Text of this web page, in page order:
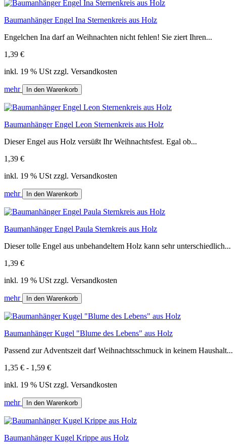
Baumanhänger Engel Ina Sternenkreis aus Holz
Engelchen Ina darf an Weihnachten nicht fehlen! Sie ziert Ihren...
1,39 €
inkl. 19 % USt zzgl. Versandkosten
mehr In den Warenkorb
Baumanhänger Engel Leon Sternenkreis aus Holz
Dieser Engel aus Holz versüßt Ihr Weihnachtsfest. Egal ob...
1,39 €
inkl. 19 % USt zzgl. Versandkosten
mehr In den Warenkorb
Baumanhänger Engel Paula Sternkreis aus Holz
Dieser tolle Engel aus unbehandeltem Holz kann sehr unterschiedlich...
1,39 €
inkl. 19 % USt zzgl. Versandkosten
mehr In den Warenkorb
Baumanhänger Kugel "Blume des Lebens" aus Holz
Passend zur Adventszeit darf Weihnachtsschmuck in keinem Haushalt...
1,35 € - 1,59 €
inkl. 19 % USt zzgl. Versandkosten
mehr In den Warenkorb
Baumanhänger Kugel Krippe aus Holz